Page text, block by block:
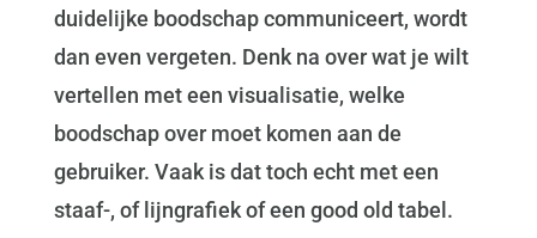
duidelijke boodschap communiceert, wordt
dan even vergeten. Denk na over wat je wilt
vertellen met een visualisatie, welke
boodschap over moet komen aan de
gebruiker. Vaak is dat toch echt met een
staaf-, of lijngrafiek of een good old tabel.